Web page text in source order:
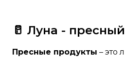
🥛 Луна -
Пресные продукты – это